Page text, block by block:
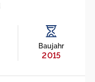
Baujahr
2015